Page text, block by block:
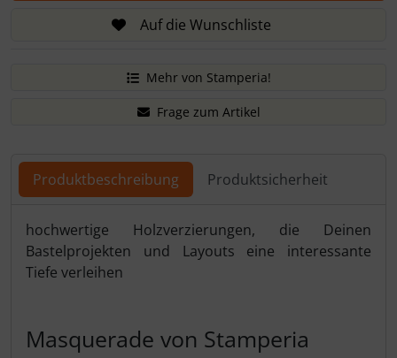
Auf die Wunschliste
Mehr von Stamperia!
Frage zum Artikel
Produktbeschreibung Produktsicherheit
hochwertige Holzverzierungen, die Deinen
Bastelprojekten und Layouts eine interessante
Tiefe verleihen
Masquerade von Stamperia